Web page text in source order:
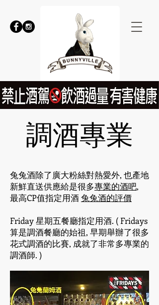
調酒專業
兔兔酒除了廣大粉絲對熱愛外, 也產地
新鮮直送供應給是很多專業的酒吧,
最高CP值指定用酒兔兔酒的評價
Friday 星期五餐廳指定用酒. ( Fridays
算是調酒餐廳的始祖, 早期舉辦了很多
花式調酒的比賽, 成就了非常多專業的
調酒師. )